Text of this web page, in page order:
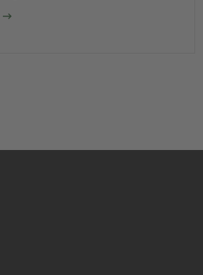
Immobilien vielleicht sogar